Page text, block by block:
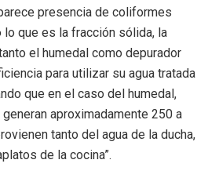
presencia de coliformes
que es la fracción sólida, la
el humedal como depurador
para utilizar su agua tratada
que en el caso del humedal,
aproximadamente 250 a
tanto del agua de la ducha,
de la cocina”.